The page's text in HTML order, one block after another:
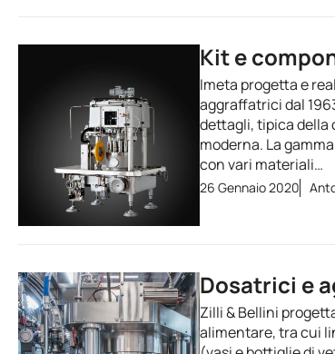
Kit e
Imeta progetta e
aggraffatrici dal
dettagli, tipica della
moderna. La
con vari materiali…
26 Gennaio 2020
Dosatrici e
Zilli & Bellini
alimentare, tra cui